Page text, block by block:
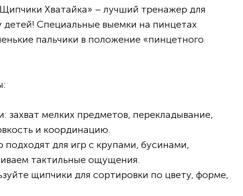
Хватайка» – лучший тренажер для
детей! Специальные выемки на пинцетах
пальчики в положение «пинцетного
захват мелких предметов, перекладывание,
и координацию.
для игр с крупами, бусинами,
тактильные ощущения.
щипчики для сортировки по цвету, форме,